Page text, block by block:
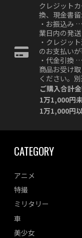
クレジット
換、現金書留
・お振込み
業日内の発送
・クレジッ
のお支払いが
・代金引換
商品お受け
ください。
ご購入合計
1万1,000円
1万1,000円
CATEGORY
アニメ
特撮
ミリタリー
車
美少女